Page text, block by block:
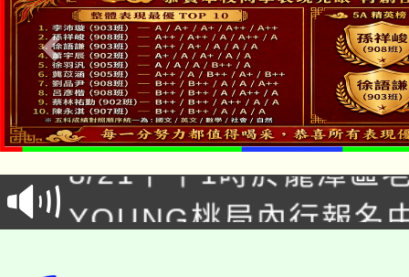
「本色祭」8/29、30在
8/21下午1時於龍潭區
徵才活動。
YOUNG桃局內行報名